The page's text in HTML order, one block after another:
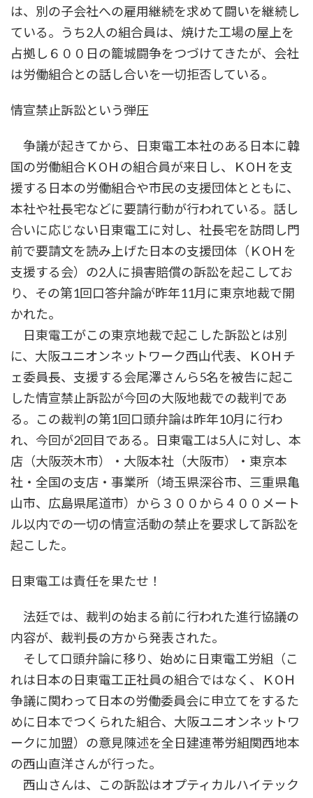
は、別の子会社への雇用継続を求めて闘いを継続し
ている。うち2人の組合員は、焼けた工場の屋上を
占拠し６００日の籠城闘争をつづけてきたが、会社
は労働組合との話し合いを一切拒否している。
情宣禁止訴訟という弾圧
争議が起きてから、日東電工本社のある日本に韓
国の労働組合ＫОＨの組合員が来日し、ＫОＨを支
援する日本の労働組合や市民の支援団体とともに、
本社や社長宅などに要請行動が行われている。話し
合いに応じない日東電工に対し、社長宅を訪問し門
前で要請文を読み上げた日本の支援団体（ＫОＨを
支援する会）の2人に損害賠償の訴訟を起こしてお
り、その第1回口答弁論が昨年11月に東京地裁で開
かれた。
日東電工がこの東京地裁で起こした訴訟とは別
に、大阪ユニオンネットワーク西山代表、ＫОＨチ
ェ委員長、支援する会尾澤さんら5名を被告に起こ
した情宣禁止訴訟が今回の大阪地裁での裁判であ
る。この裁判の第1回口頭弁論は昨年10月に行わ
れ、今回が2回目である。日東電工は5人に対し、本
店（大阪茨木市）・大阪本社（大阪市）・東京本
社・全国の支店・事業所（埼玉県深谷市、三重県亀
山市、広島県尾道市）から３００から４００メート
ル以内での一切の情宣活動の禁止を要求して訴訟を
起こした。
日東電工は責任を果たせ！
法廷では、裁判の始まる前に行われた進行協議の
内容が、裁判長の方から発表された。
そして口頭弁論に移り、始めに日東電工労組（こ
れは日本の日東電工正社員の組合ではなく、ＫОＨ
争議に関わって日本の労働委員会に申立てをするた
めに日本でつくられた組合、大阪ユニオンネットワ
ークに加盟）の意見陳述を全日建連帯労組関西地本
の西山直洋さんが行った。
西山さんは、この訴訟はオプティカルハイテック